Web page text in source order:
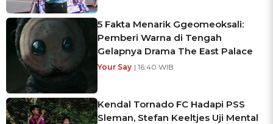
5 Fakta Menarik Ggeomeoksali:
Pemberi Warna di Tengah
Gelapnya Drama The East Palace
Your Say | 16:40 WIB
Kendal Tornado FC Hadapi PSS
Sleman, Stefan Keeltjes Uji Mental